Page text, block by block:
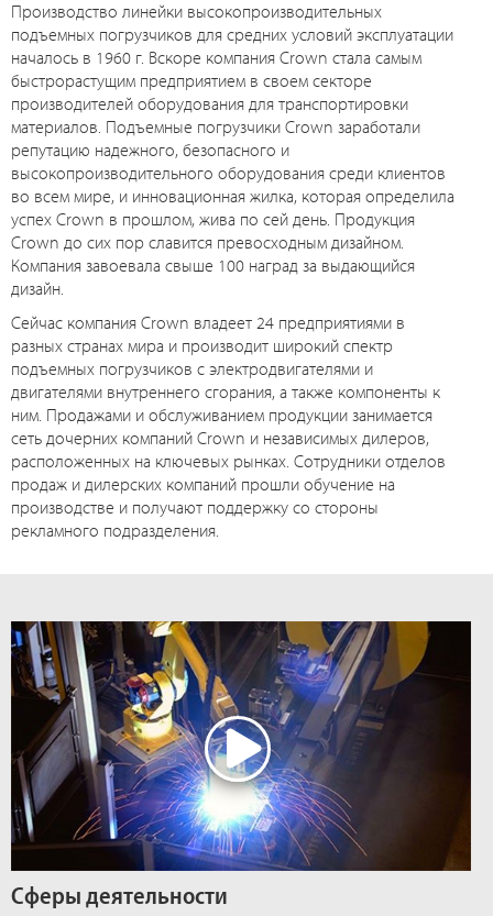
Производство линейки высокопроизводительных
подъемных погрузчиков для средних условий эксплуатации
началось в 1960 г. Вскоре компания Crown стала самым
быстрорастущим предприятием в своем секторе
производителей оборудования для транспортировки
материалов. Подъемные погрузчики Crown заработали
репутацию надежного, безопасного и
высокопроизводительного оборудования среди клиентов
во всем мире, и инновационная жилка, которая определила
успех Crown в прошлом, жива по сей день. Продукция
Crown до сих пор славится превосходным дизайном.
Компания завоевала свыше 100 наград за выдающийся
дизайн.
Сейчас компания Crown владеет 24 предприятиями в
разных странах мира и производит широкий спектр
подъемных погрузчиков с электродвигателями и
двигателями внутреннего сгорания, а также компоненты к
ним. Продажами и обслуживанием продукции занимается
сеть дочерних компаний Crown и независимых дилеров,
расположенных на ключевых рынках. Сотрудники отделов
продаж и дилерских компаний прошли обучение на
производстве и получают поддержку со стороны
рекламного подразделения.
Сферы деятельности